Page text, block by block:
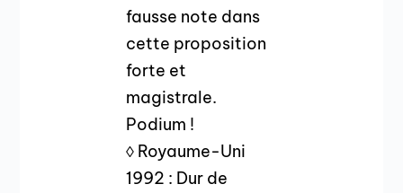
fausse note dans
cette proposition
forte et
magistrale.
Podium !
◊ Royaume-Uni
1992 : Dur de